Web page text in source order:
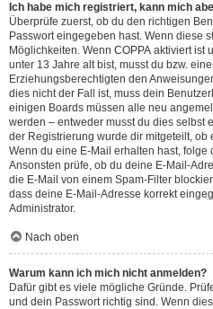
Ich habe mich registriert, kann mich
Überprüfe zuerst, ob du den richtigen
Passwort eingegeben hast. Wenn diese
Möglichkeiten. Wenn COPPA aktiviert ist
unter 13 Jahre alt bist, musst du bzw.
Erziehungsberechtigten den
dies nicht der Fall ist, muss dein
einigen Boards müssen alle neu
werden – entweder musst du dies selbst
der Registrierung wurde dir mitgeteilt, ob
Wenn du eine E-Mail erhalten hast,
Ansonsten prüfe, ob du deine E-Mail-
die E-Mail von einem Spam-Filter
dass deine E-Mail-Adresse korrekt
Administrator.
Nach oben
Warum kann ich mich nicht anmelden?
Dafür gibt es viele mögliche Gründe.
und dein Passwort richtig sind. Wenn